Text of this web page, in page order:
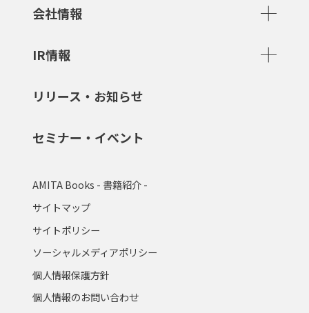
会社情報
IR情報
リリース・お知らせ
セミナー・イベント
AMITA Books - 書籍紹介 -
サイトマップ
サイトポリシー
ソーシャルメディアポリシー
個人情報保護方針
個人情報のお問い合わせ